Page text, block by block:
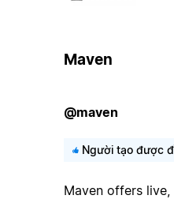
Maven
@maven
Người tạo được
Maven offers